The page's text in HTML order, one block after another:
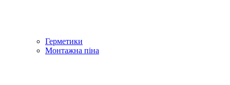
Герметики
Монтажна піна